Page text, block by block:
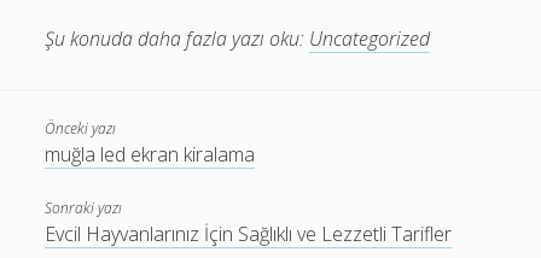
Şu konuda daha fazla yazı oku: Uncategorized
Önceki yazı
muğla led ekran kiralama
Sonraki yazı
Evcil Hayvanlarınız İçin Sağlıklı ve Lezzetli Tarifler